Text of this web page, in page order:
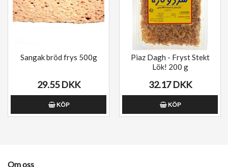
Sangak bröd frys 500g
29.55 DKK
KÖP
Piaz Dagh - Fryst Stekt
Lök! 200 g
32.17 DKK
KÖP
Om oss